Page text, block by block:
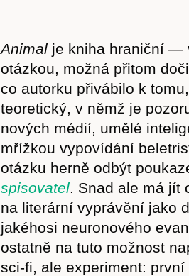
Animal je kniha hraniční —
otázkou, možná přitom
co autorku přivábilo k
teoretický, v němž je
nových médií, umělé
mřížkou vypovídání
otázku herně odbýt
spisovatel. Snad ale má jít
na literární vyprávění jako
jakéhosi neuronového
ostatně na tuto možnost
sci-fi, ale experiment: